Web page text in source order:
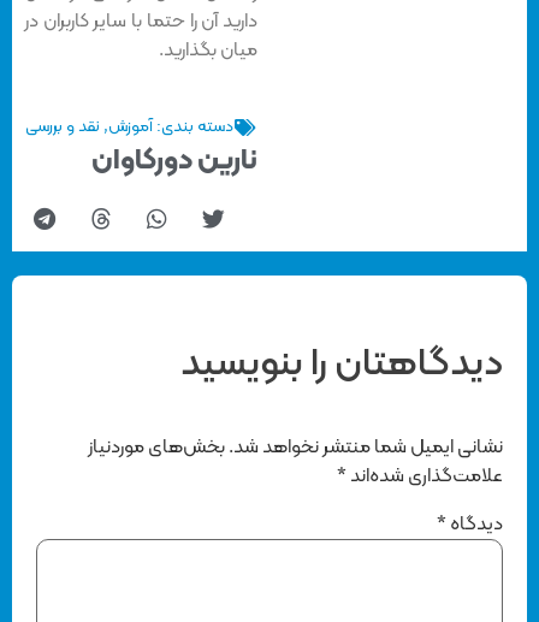
دارید آن را حتما با سایر کاربران در
میان بگذارید.
دسته بندی: آموزش,نقد و بررسی
نارین دورکاوان
دیدگاهتان را بنویسید
نشانی ایمیل شما منتشر نخواهد شد. بخش‌های موردنیاز
علامت‌گذاری شده‌اند*
دیدگاه*